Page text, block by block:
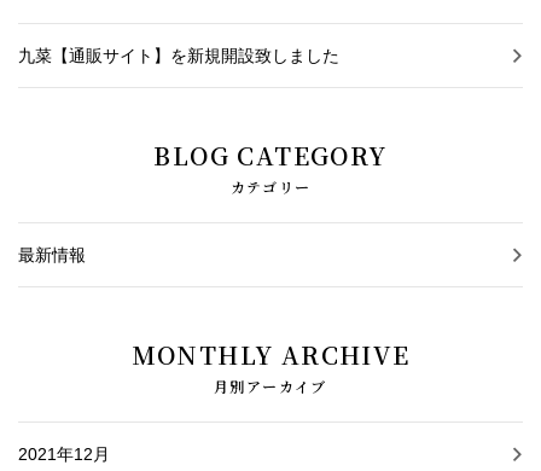
九菜【通販サイト】を新規開設致しました
BLOG CATEGORY
カテゴリー
最新情報
MONTHLY ARCHIVE
月別アーカイブ
2021年12月